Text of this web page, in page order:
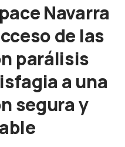
Navarra
de las
parálisis
a una
segura y